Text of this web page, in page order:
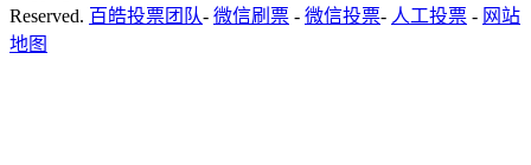
Reserved. 百皓投票团队- 微信刷票 - 微信投票- 人工投票 - 网站
地图